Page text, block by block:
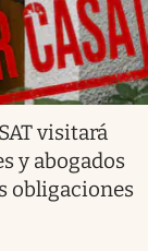
visitará
y abogados
obligaciones